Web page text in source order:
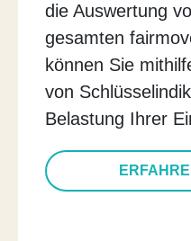
die Auswertung
gesamten
können Sie
von
Belastung Ihrer